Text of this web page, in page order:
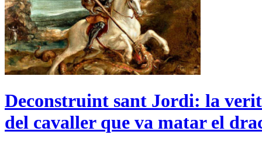
Deconstruint sant Jordi: la
del cavaller que va matar el